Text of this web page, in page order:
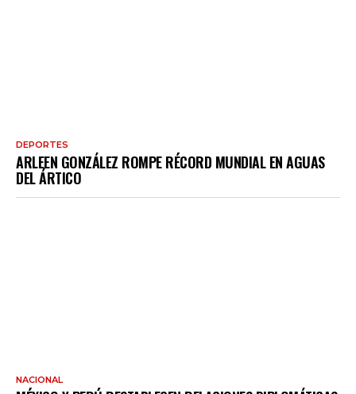
DEPORTES
ARLEEN GONZÁLEZ ROMPE RÉCORD MUNDIAL EN AGUAS
DEL ÁRTICO
NACIONAL